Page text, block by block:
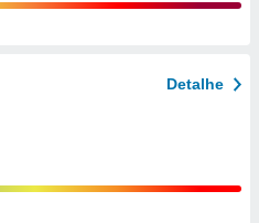
Detalhe